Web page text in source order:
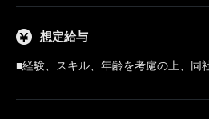
想定給与
■経験、スキル、年齢を考慮の上、同